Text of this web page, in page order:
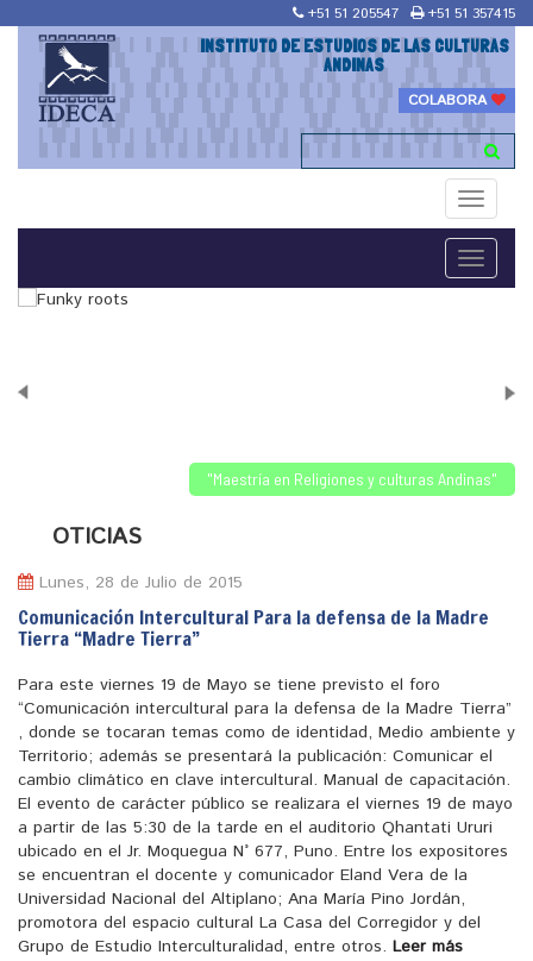
+51 51 205547 +51 51 357415
INSTITUTO DE ESTUDIOS DE LAS CULTURAS
ANDINAS
COLABORA
Toggle
Toggle
"Maestría en Religiones y culturas Andinas"
OTICIAS
Lunes, 28 de Julio de 2015
Comunicación Intercultural Para la defensa de la Madre
Tierra “Madre Tierra”
Para este viernes 19 de Mayo se tiene previsto el foro
“Comunicación intercultural para la defensa de la Madre Tierra”
, donde se tocaran temas como de identidad, Medio ambiente y
Territorio; además se presentará la publicación: Comunicar el
cambio climático en clave intercultural. Manual de capacitación.
El evento de carácter público se realizara el viernes 19 de mayo
a partir de las 5:30 de la tarde en el auditorio Qhantati Ururi
ubicado en el Jr. Moquegua N° 677, Puno. Entre los expositores
se encuentran el docente y comunicador Eland Vera de la
Universidad Nacional del Altiplano; Ana María Pino Jordán,
promotora del espacio cultural La Casa del Corregidor y del
Grupo de Estudio Interculturalidad, entre otros. Leer más